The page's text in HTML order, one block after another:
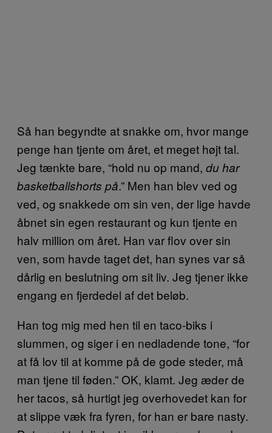
Så han begyndte at snakke om, hvor mange
penge han tjente om året, et meget højt tal.
Jeg tænkte bare, “hold nu op mand, du har
basketballshorts på.” Men han blev ved og
ved, og snakkede om sin ven, der lige havde
åbnet sin egen restaurant og kun tjente en
halv million om året. Han var flov over sin
ven, som havde taget det, han synes var så
dårlig en beslutning om sit liv. Jeg tjener ikke
engang en fjerdedel af det beløb.
Han tog mig med hen til en taco-biks i
slummen, og siger i en nedladende tone, “for
at få lov til at komme på de gode steder, må
man tjene til føden.” OK, klamt. Jeg æder de
her tacos, så hurtigt jeg overhovedet kan for
at slippe væk fra fyren, for han er bare nasty.